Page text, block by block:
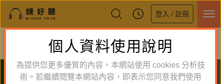
登入 / 註冊
鏡好聽全新APP上線
體驗全面升級，即刻下載
個人資料使用說明
為提供您更多優質的內容，本網站使用 cookies 分析技
術。若繼續閱覽本網站內容，即表示您同意我們使用